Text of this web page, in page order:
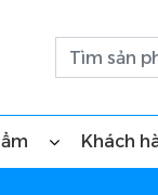
Khách